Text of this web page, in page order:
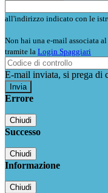
all'indirizzo indicato con le
Non hai una e-mail associata
tramite la Login Spaggiari
E-mail inviata, si prega di
Errore
Chiudi
Successo
Chiudi
Informazione
Chiudi